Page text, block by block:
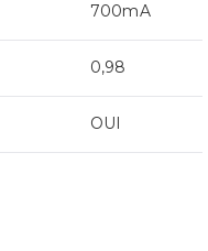
700mA
0,98
OUI